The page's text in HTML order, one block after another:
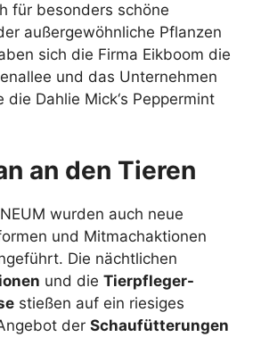
für besonders schöne
außergewöhnliche Pflanzen
sich die Firma Eikboom die
und das Unternehmen
die Dahlie Mick‘s Peppermint
an den Tieren
wurden auch neue
und Mitmachaktionen
Die nächtlichen
und die Tierpfleger-
stießen auf ein riesiges
der Schaufütterungen